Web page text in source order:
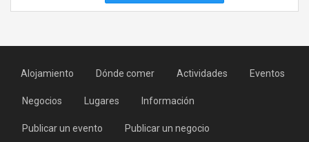
Alojamiento Dónde comer Actividades Eventos
Negocios Lugares Información
Publicar un evento Publicar un negocio